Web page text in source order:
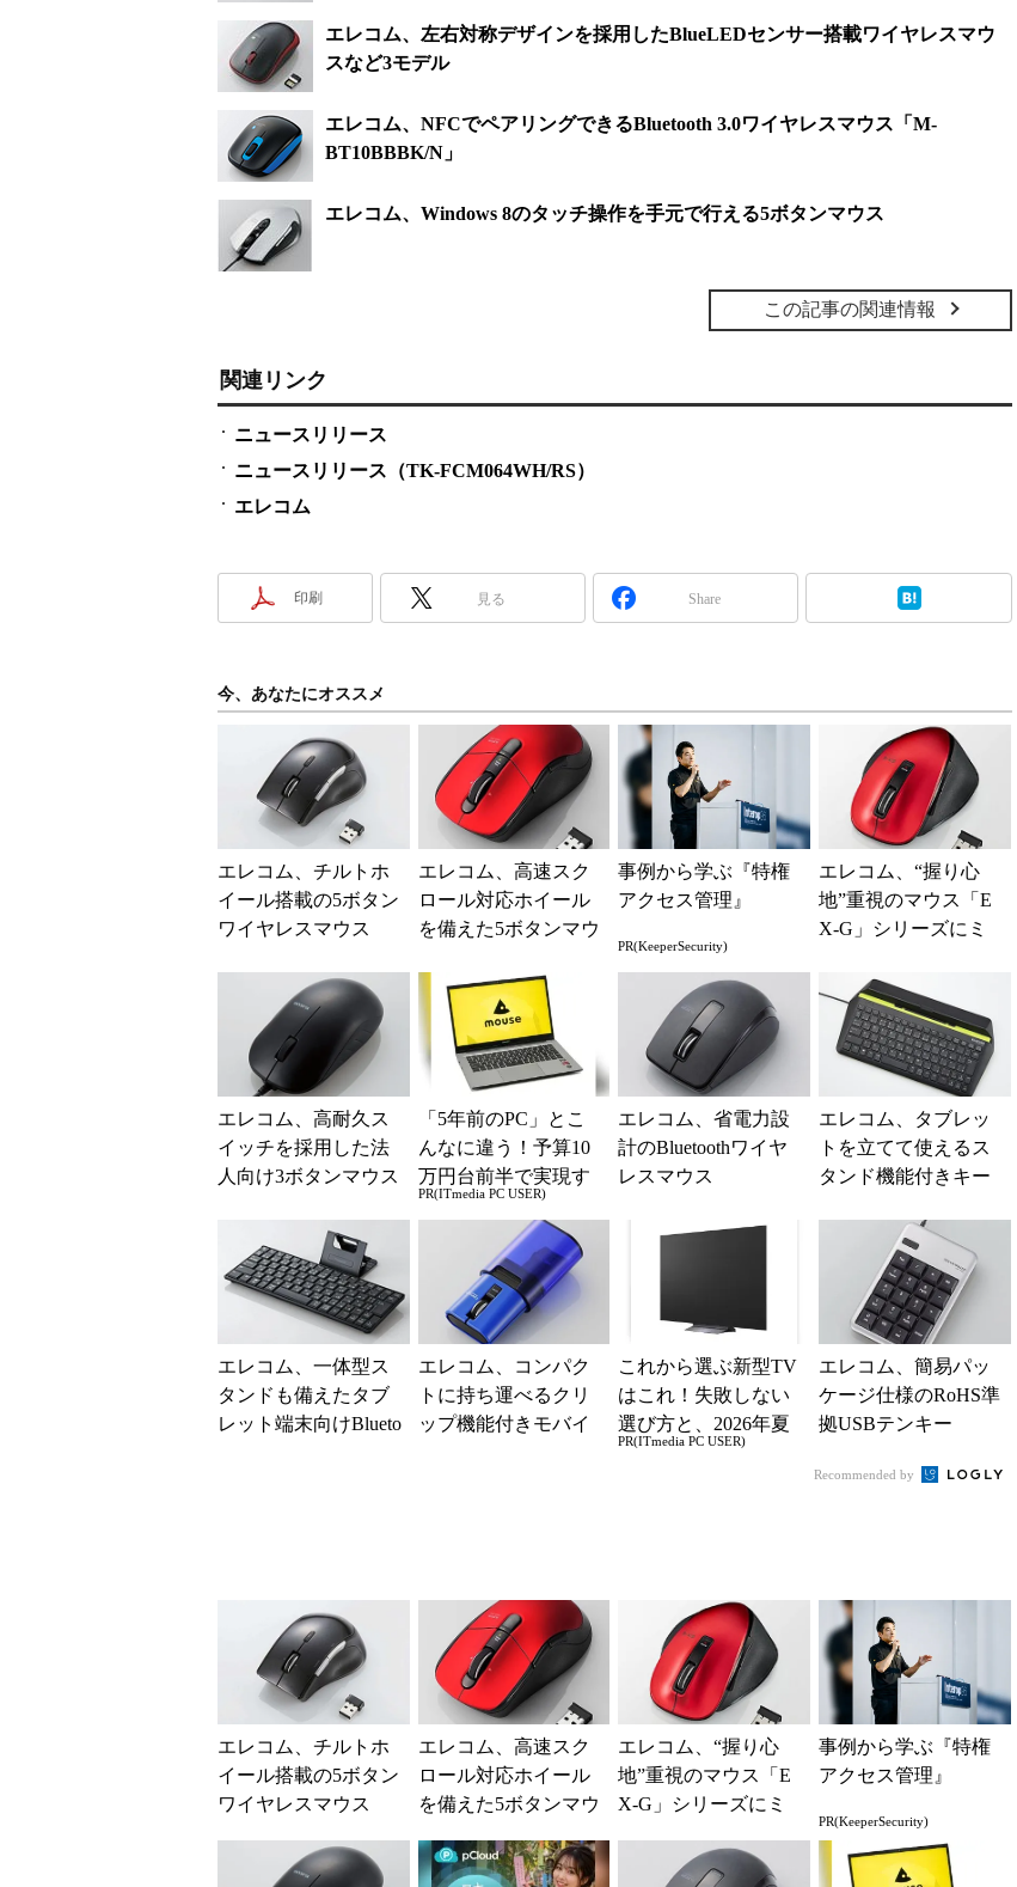
エレコム、左右対称デザインを採用したBlueLEDセンサー搭載ワイヤレスマウ
スなど3モデル
エレコム、NFCでペアリングできるBluetooth 3.0ワイヤレスマウス「M-
BT10BBBK/N」
エレコム、Windows 8のタッチ操作を手元で行える5ボタンマウス
この記事の関連情報
関連リンク
ニュースリリース
ニュースリリース（TK-FCM064WH/RS）
エレコム
印刷 見る Share
今、あなたにオススメ
エレコム、チルトホ
イール搭載の5ボタン
ワイヤレスマウス
エレコム、高速スク
ロール対応ホイール
を備えた5ボタンマウ
事例から学ぶ『特権
アクセス管理』
PR(KeeperSecurity)
エレコム、“握り心
地”重視のマウス「E
X-G」シリーズにミ
エレコム、高耐久ス
イッチを採用した法
人向け3ボタンマウス
「5年前のPC」とこ
んなに違う！予算10
万円台前半で実現す
る快適PCライフ
PR(ITmedia PC USER)
エレコム、省電力設
計のBluetoothワイヤ
レスマウス
エレコム、タブレッ
トを立てて使えるス
タンド機能付きキー
エレコム、一体型ス
タンドも備えたタブ
レット端末向けBlueto
エレコム、コンパク
トに持ち運べるクリ
ップ機能付きモバイ
これから選ぶ新型TV
はこれ！失敗しない
選び方と、2026年夏
の一押しモデル
PR(ITmedia PC USER)
エレコム、簡易パッ
ケージ仕様のRoHS準
拠USBテンキー
Recommended by
エレコム、チルトホ
イール搭載の5ボタン
ワイヤレスマウス
エレコム、高速スク
ロール対応ホイール
を備えた5ボタンマウ
エレコム、“握り心
地”重視のマウス「E
X-G」シリーズにミ
事例から学ぶ『特権
アクセス管理』
PR(KeeperSecurity)